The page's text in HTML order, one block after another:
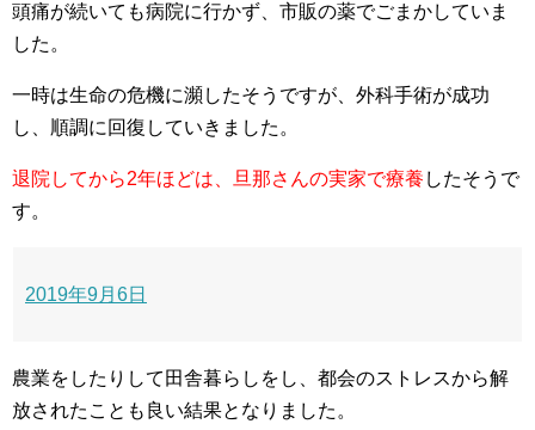
頭痛が続いても病院に行かず、市販の薬でごまかしていま
した。
一時は生命の危機に瀕したそうですが、外科手術が成功
し、順調に回復していきました。
退院してから2年ほどは、旦那さんの実家で療養 したそうで
す。
2019年9月6日
農業をしたりして田舎暮らしをし、都会のストレスから解
放されたことも良い結果となりました。